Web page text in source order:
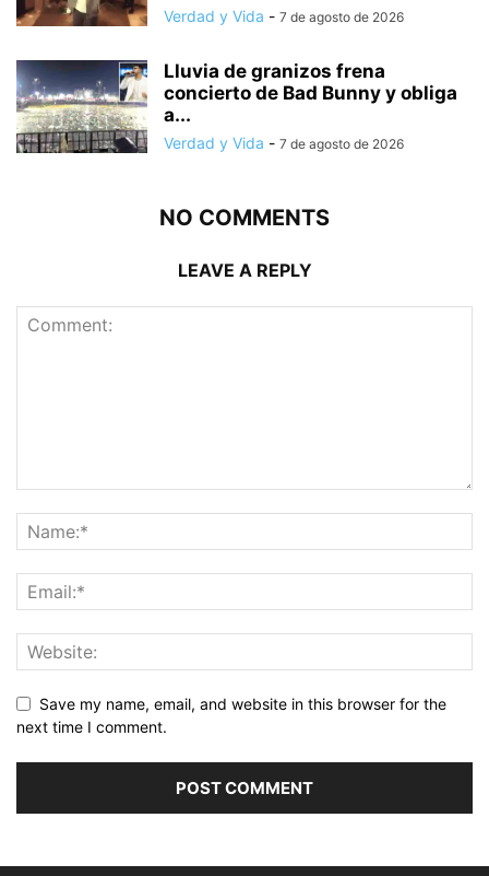
Verdad y Vida - 7 de agosto de 2026
Lluvia de granizos frena
concierto de Bad Bunny y obliga
a...
Verdad y Vida - 7 de agosto de 2026
NO COMMENTS
LEAVE A REPLY
Save my name, email, and website in this browser for the
next time I comment.